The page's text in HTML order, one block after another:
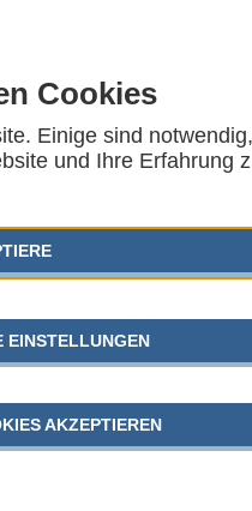
Cookies
Einige sind notwendig,
und Ihre Erfahrung
EINSTELLUNGEN
AKZEPTIEREN
für
UND
FÜR
UND DES
FÜR
UND
und das
SGB VIII